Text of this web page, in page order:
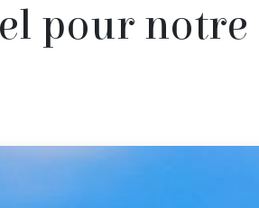
pour notre